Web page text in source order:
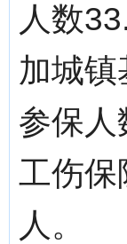
人数
加城
参保人
工伤保
人。